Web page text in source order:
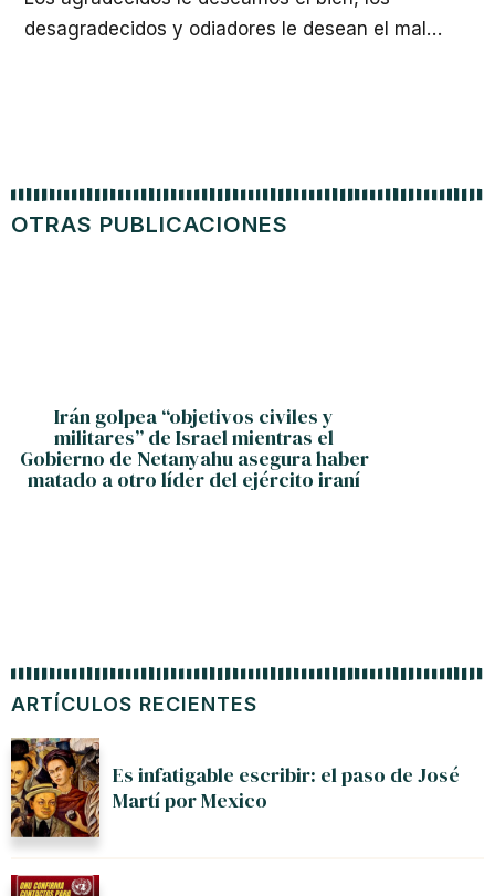
desagradecidos y odiadores le desean el mal…
ARTÍCULOS RECIENTES
Es infatigable escribir: el paso de José
Martí por Mexico
OTRAS PUBLICACIONES
Irán golpea “objetivos civiles y
militares” de Israel mientras el
Gobierno de Netanyahu asegura haber
matado a otro líder del ejército iraní